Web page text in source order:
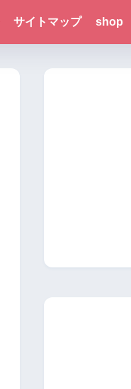
サイトマップ shop